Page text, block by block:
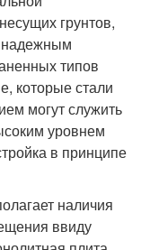
грунтов,
надежным
типов
которые стали
могут служить
уровнем
в принципе
наличия
ввиду